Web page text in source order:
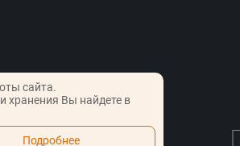
сайта.
хранения Вы найдете в
Подробнее